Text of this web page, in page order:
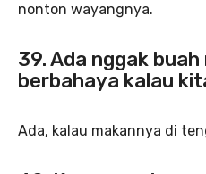
nonton wayangnya.
39. Ada nggak
berbahaya kalau
Ada, kalau makannya di